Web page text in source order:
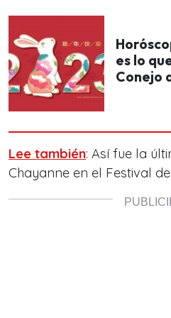
es lo
Conejo
Lee también: Así fue la
Chayanne en el Festival